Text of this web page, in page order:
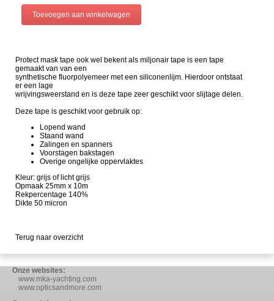
Protect mask tape ook wel bekent als miljonair tape is een tape
gemaakt van van een
synthetische fluorpolyemeer met een siliconenlijm. Hierdoor ontstaat
er een lage
wrijvingsweerstand en is deze tape zeer geschikt voor slijtage delen.
Deze tape is geschikt voor gebruik op:
Lopend wand
Staand wand
Zalingen en spanners
Voorstagen bakstagen
Overige ongelijke oppervlaktes
Kleur: grijs of licht grijs
Opmaak 25mm x 10m
Rekpercentage 140%
Dikte 50 micron
Terug naar overzicht
Onze websites:
www.mka-yachting.com
www.opticsandmore.com